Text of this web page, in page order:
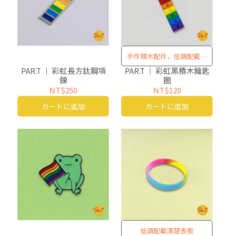
PAR.T ｜ 彩虹長方鈦鋼項
鍊
NT$250
カートに追加
手作積木配件，低調配戴清
楚表態
PAR.T ｜ 彩虹黑積木鑰匙
圈
NT$120
カートに追加
低調配戴清楚表態